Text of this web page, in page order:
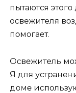
пытаются
освежителя
помогает.
Освежитель
Я для
доме